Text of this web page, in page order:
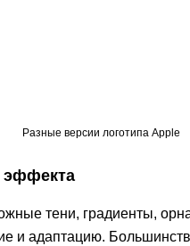
Разные версии логотипа Apple
эффекта
тени, градиенты,
и адаптацию.